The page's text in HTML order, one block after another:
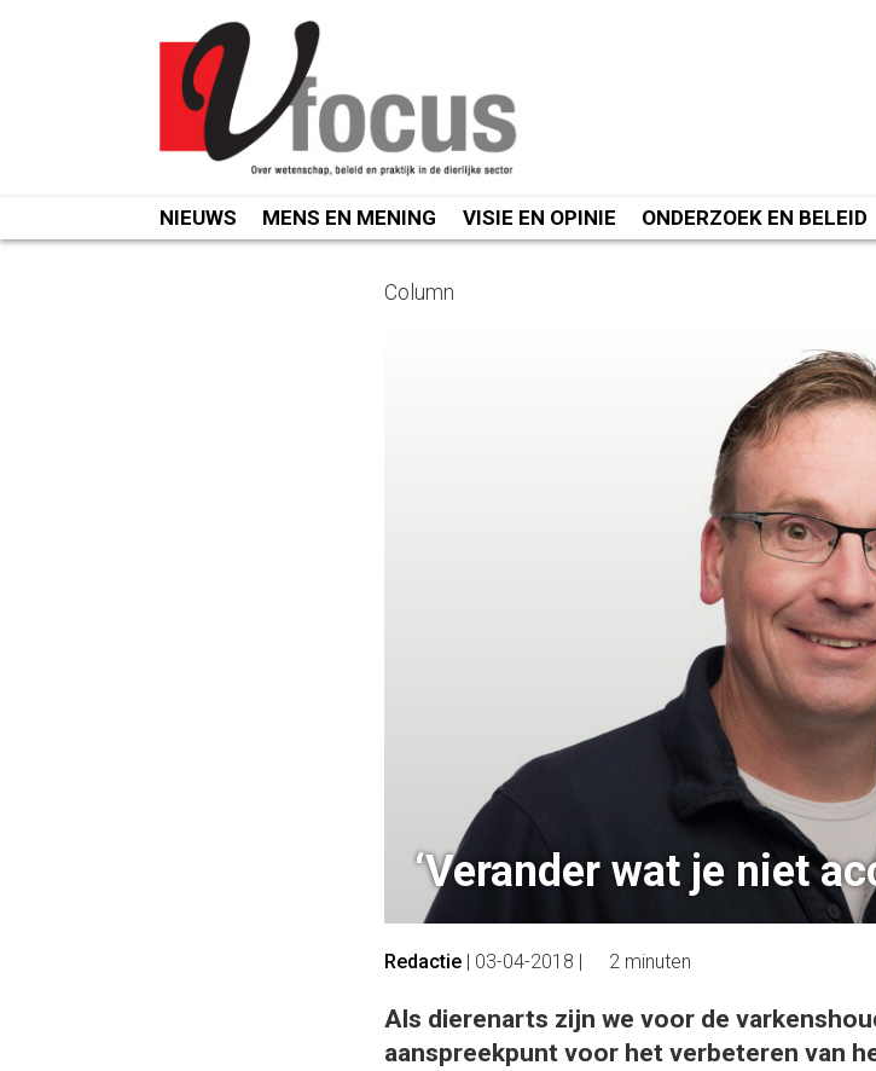
NIEUWS MENS EN MENING VISIE EN OPINIE ONDERZOEK EN BELEID
Column
‘Verander wat je niet
Redactie| 03-04-2018 | 2 minuten
Als dierenarts zijn we voor de
aanspreekpunt voor het verbeteren van